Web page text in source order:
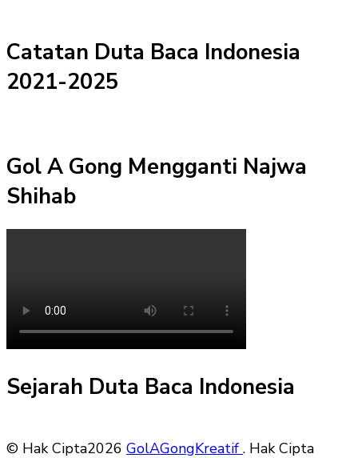
Catatan Duta Baca Indonesia
2021-2025
Gol A Gong Mengganti Najwa
Shihab
Sejarah Duta Baca Indonesia
© Hak Cipta2026 GolAGongKreatif . Hak Cipta